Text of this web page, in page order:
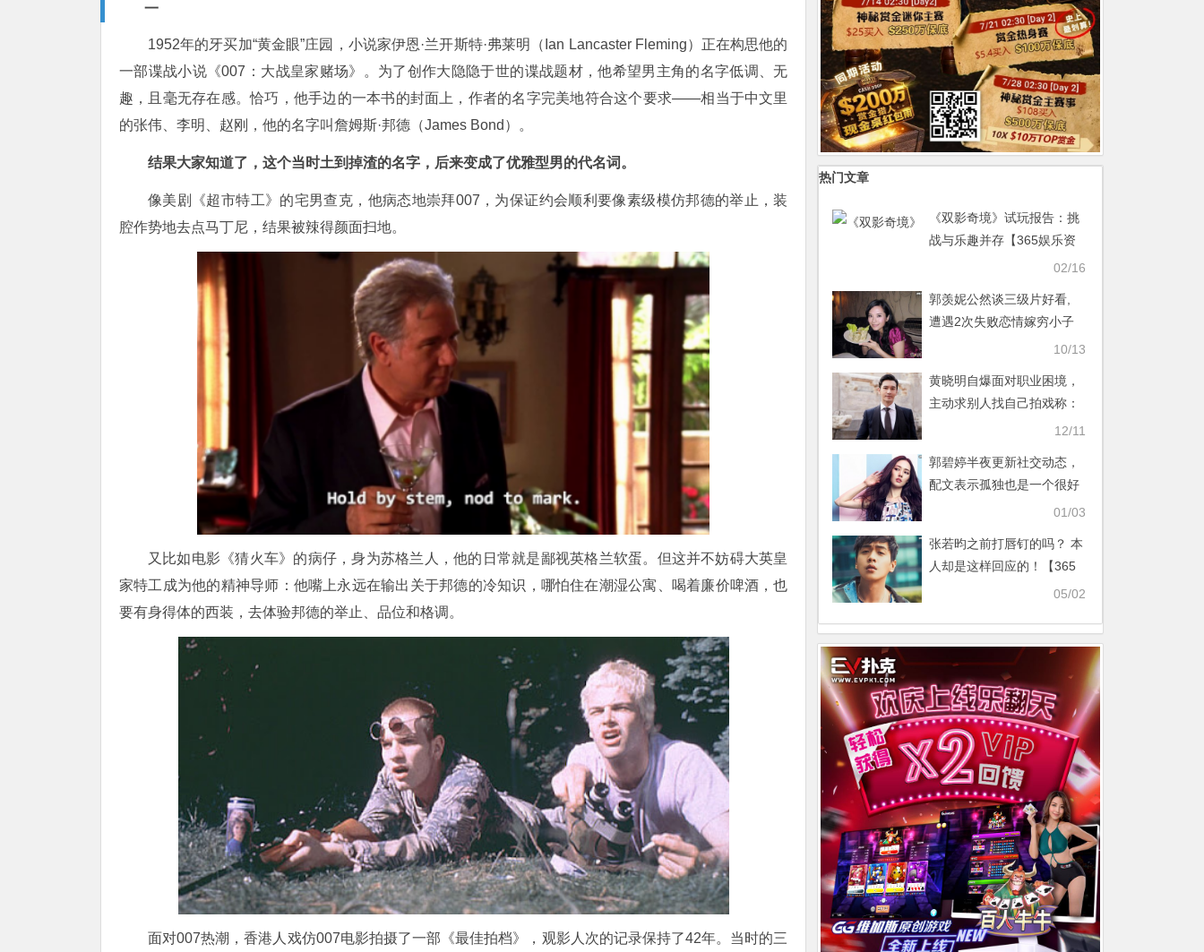
一
1952年的牙买加“黄金眼”庄园，小说家伊恩·兰开斯特·弗莱明（Ian Lancaster Fleming）正在构思他的
一部谍战小说 《007：大战皇家赌场》
。为了创作大隐隐于世的谍战题材，他希望男主角的名字低调、无
趣，且 毫无存在感。恰巧，他手边的一本书的封面上，作者的名字完美地符合这个要求——相当于中文里
的张伟、李明、赵刚，他的名字叫詹姆斯·邦德 （James Bond） ‌。
结果大家知道了，这个当时土到掉渣的名字，后来变成了优雅型男的代名词。
像美剧《超市特工》的宅男查克，他病态地崇拜007，为保证约会顺利要像素级模仿邦德的举止，装
腔作势地去点马丁尼，结果被辣得颜面扫地。
又比如电影《猜火车》的病仔，身为苏格兰人，他的日常就是鄙视英格兰软蛋。但这并不妨碍大英皇
家特工成为他的精神导师：他嘴上永远在输出关于邦德的冷知识，哪怕住在潮湿公寓、喝着廉价啤酒，也
要有身得体的西装，去体验邦德的举止、品位和格调。
面对007热潮，香港人戏仿007电影拍摄了一部《最佳拍档》，观影人次的记录保持了42年。当时的三
热门文章
《双影奇境》试玩报告：挑
战与乐趣并存【365娱乐资
02/16
郭羡妮公然谈三级片好看,
遭遇2次失败恋情嫁穷小子
却成最幸福之人【365娱乐
10/13
黄晓明自爆面对职业困境，
主动求别人找自己拍戏称：
有点难受【365娱乐资讯12/11
郭碧婷半夜更新社交动态，
配文表示孤独也是一个很好
的习惯【365娱乐资讯网】
01/03
张若昀之前打唇钉的吗？ 本
人却是这样回应的！【365
05/02